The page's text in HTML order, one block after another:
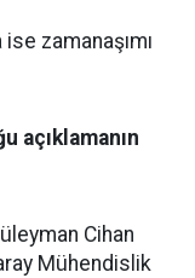
zamanaşımı
açıklamanın
Cihan
Mühendislik